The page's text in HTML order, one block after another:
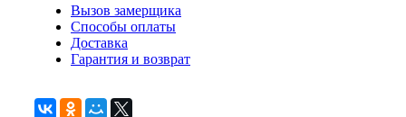
Вызов замерщика
Способы оплаты
Доставка
Гарантия и возврат